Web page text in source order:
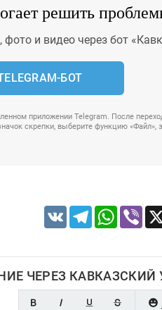
решить
и видео через бот
БОТ
приложении Telegram. После
скрепки, выберите функцию «Файл»,
VK TelegramWhatsApp
Viber
ЧЕРЕЗ КАВКАЗСКИЙ